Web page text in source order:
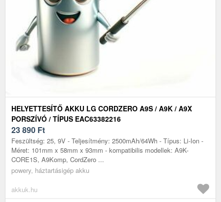
HELYETTESÍTŐ AKKU LG CORDZERO A9S / A9K / A9X
PORSZÍVÓ / TÍPUS EAC63382216
23 890 Ft
Feszültség: 25, 9V - Teljesítmény: 2500mAh/64Wh - Típus: Li-Ion -
Méret: 101mm x 58mm x 93mm - kompatibilis modellek: A9K-
CORE1S, A9Komp, CordZero ...
powery, háztartásigép akku
akkuk.hu